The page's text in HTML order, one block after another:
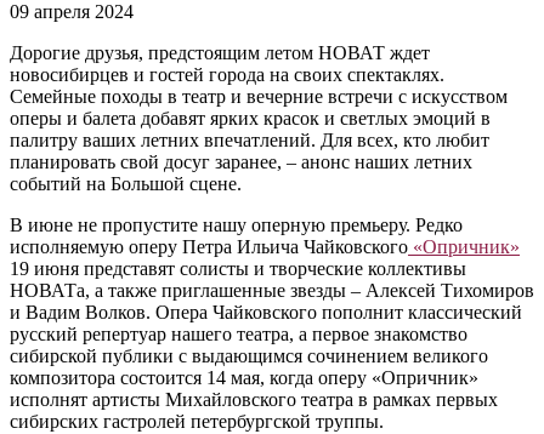
09 апреля 2024
Дорогие друзья, предстоящим летом НОВАТ ждет
новосибирцев и гостей города на своих спектаклях.
Семейные походы в театр и вечерние встречи с искусством
оперы и балета добавят ярких красок и светлых эмоций в
палитру ваших летних впечатлений. Для всех, кто любит
планировать свой досуг заранее, ‒ анонс наших летних
событий на Большой сцене.
В июне не пропустите нашу оперную премьеру. Редко
исполняемую оперу Петра Ильича Чайковского «Опричник»
19 июня представят солисты и творческие коллективы
НОВАТа, а также приглашенные звезды ‒ Алексей Тихомиров
и Вадим Волков. Опера Чайковского пополнит классический
русский репертуар нашего театра, а первое знакомство
сибирской публики с выдающимся сочинением великого
композитора состоится 14 мая, когда оперу «Опричник»
исполнят артисты Михайловского театра в рамках первых
сибирских гастролей петербургской труппы.